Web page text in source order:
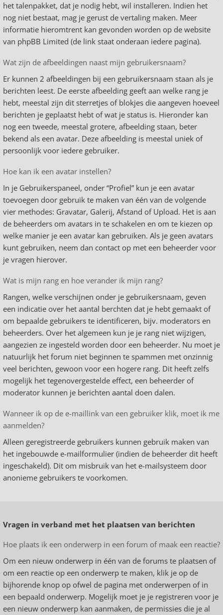
het talenpakket, dat je nodig hebt, wil installeren. Indien het
nog niet bestaat, mag je gerust de vertaling maken. Meer
informatie hieromtrent kan gevonden worden op de website
van phpBB Limited (de link staat onderaan iedere pagina).
Wat zijn de afbeeldingen naast mijn gebruikersnaam?
Er kunnen 2 afbeeldingen bij een gebruikersnaam staan als je
berichten leest. De eerste afbeelding geeft aan welke rang je
hebt, meestal zijn dit sterretjes of blokjes die aangeven hoeveel
berichten je geplaatst hebt of wat je status is. Hieronder kan
nog een tweede, meestal grotere, afbeelding staan, beter
bekend als een avatar. Deze afbeelding is meestal uniek of
persoonlijk voor iedere gebruiker.
Hoe kan ik een avatar instellen?
In je Gebruikerspaneel, onder “Profiel” kun je een avatar
toevoegen door gebruik te maken van één van de volgende
vier methodes: Gravatar, Galerij, Afstand of Upload. Het is aan
de beheerders om avatars in te schakelen en om te kiezen op
welke manier je een avatar kan gebruiken. Als je geen avatars
kunt gebruiken, neem dan contact op met een beheerder voor
je vragen hierover.
Wat is mijn rang en hoe verander ik mijn rang?
Rangen, welke verschijnen onder je gebruikersnaam, geven
een indicatie over het aantal berchten dat je hebt gemaakt of
om bepaalde gebruikers te identificeren, bijv. moderators en
beheerders. Over het algemeen kun je je rang niet wijzigen,
aangezien ze ingesteld worden door een beheerder. Nu moet je
natuurlijk het forum niet beginnen te spammen met onzinnig
veel berichten, gewoon voor een hogere rang. Dit heeft zelfs
mogelijk het tegenovergestelde effect, een beheerder of
moderator kunnen je berichten aantal doen dalen.
Wanneer ik op de e-maillink van een gebruiker klik, moet ik me
aanmelden?
Alleen geregistreerde gebruikers kunnen gebruik maken van
het ingebouwde e-mailformulier (indien de beheerder dit heeft
ingeschakeld). Dit om misbruik van het e-mailsysteem door
anonieme gebruikers te voorkomen.
Vragen in verband met het plaatsen van berichten
Hoe plaats ik een onderwerp in een forum of maak een reactie?
Om een nieuw onderwerp in één van de forums te plaatsen of
om een reactie op een onderwerp te maken, klik je op de
bijhorende knop op ofwel de pagina met onderwerpen of in
een bepaald onderwerp. Mogelijk moet je je registreren voor je
een nieuw onderwerp kan aanmaken, de permissies die je al